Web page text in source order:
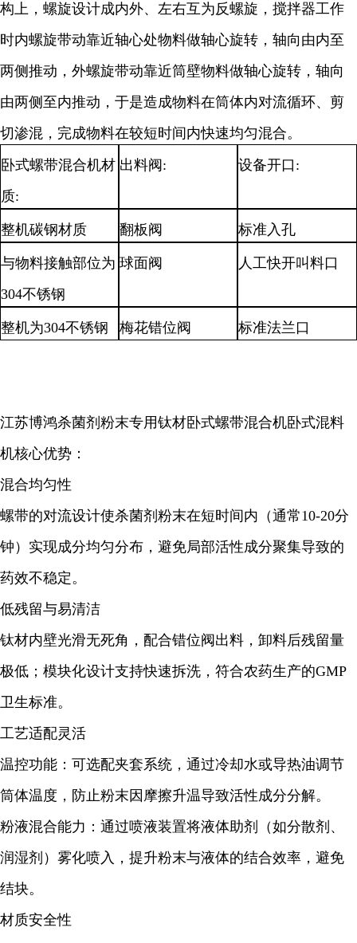
构上，螺旋设计成内外、左右互为反螺旋，搅拌器工作
时内螺旋带动靠近轴心处物料做轴心旋转，轴向由内至
两侧推动，外螺旋带动靠近筒壁物料做轴心旋转，轴向
由两侧至内推动，于是造成物料在筒体内对流循环、剪
切渗混，完成物料在较短时间内快速均匀混合。
卧式螺带混合机材
质:
出料阀 : 设备开口 :
整机碳钢材质 翻板阀 标准入孔
与物料接触部位为
304不锈钢
球面阀 人工快开叫料口
整机为304不锈钢 梅花错位阀 标准法兰口
江苏博鸿杀菌剂粉末专用钛材卧式螺带混合机卧式混料
机核心优势：
混合均匀性
螺带的对流设计使杀菌剂粉末在短时间内（通常10-20分
钟）实现成分均匀分布，避免局部活性成分聚集导致的
药效不稳定。
低残留与易清洁
钛材内壁光滑无死角，配合错位阀出料，卸料后残留量
极低；模块化设计支持快速拆洗，符合农药生产的GMP
卫生标准。
工艺适配灵活
温控功能：可选配夹套系统，通过冷却水或导热油调节
筒体温度，防止粉末因摩擦升温导致活性成分分解。
粉液混合能力：通过喷液装置将液体助剂（如分散剂、
润湿剂）雾化喷入，提升粉末与液体的结合效率，避免
结块。
材质安全性